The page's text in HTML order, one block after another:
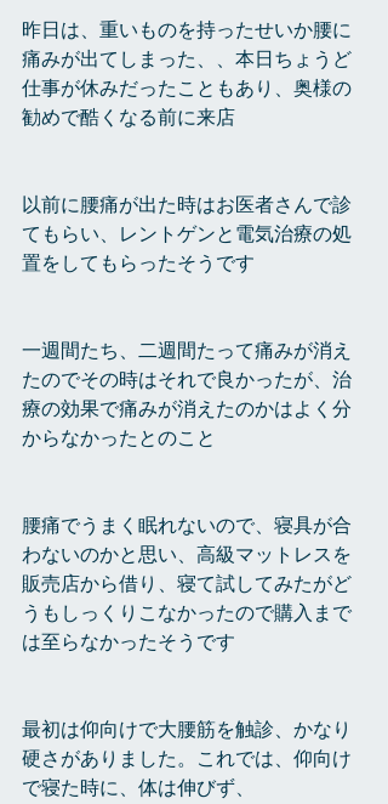
昨日は、重いものを持ったせいか腰に
痛みが出てしまった、、本日ちょうど
仕事が休みだったこともあり、奥様の
勧めで酷くなる前に来店
以前に腰痛が出た時はお医者さんで診
てもらい、レントゲンと電気治療の処
置をしてもらったそうです
一週間たち、二週間たって痛みが消え
たのでその時はそれで良かったが、治
療の効果で痛みが消えたのかはよく分
からなかったとのこと
腰痛でうまく眠れないので、寝具が合
わないのかと思い、高級マットレスを
販売店から借り、寝て試してみたがど
うもしっくりこなかったので購入まで
は至らなかったそうです
最初は仰向けで大腰筋を触診、かなり
硬さがありました。これでは、仰向け
で寝た時に、体は伸びず、